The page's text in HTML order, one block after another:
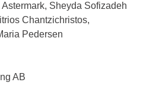
Sheyda Sofizadeh
Chantzichristos,
Pedersen
AB